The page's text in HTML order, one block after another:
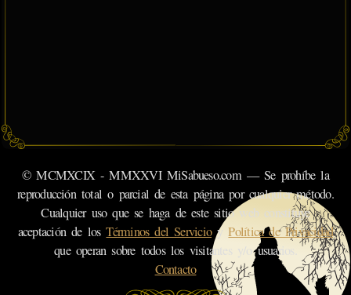
© MCMXCIX - MMXXVI MiSabueso.com — Se prohíbe la
reproducción total o parcial de esta página por cualquier método.
Cualquier uso que se haga de este sitio web constituye
aceptación de losTérminos del ServicioyPolítica de Privacidad
que operan sobre todos los visitantes y/o usuarios.
Contacto